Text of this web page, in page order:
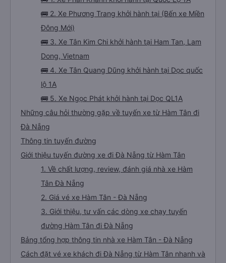
🚌 2. Xe Phương Trang khởi hành tại (Bến xe Miền
Đông Mới)
🚌 3. Xe Tân Kim Chi khởi hành tại Ham Tan, Lam
Dong, Vietnam
🚌 4. Xe Tân Quang Dũng khởi hành tại Dọc quốc
lộ 1A
🚌 5. Xe Ngọc Phát khởi hành tại Dọc QL1A
Những câu hỏi thường gặp về tuyến xe từ Hàm Tân đi
Đà Nẵng
Thông tin tuyến đường
Giới thiệu tuyến đường xe đi Đà Nẵng từ Hàm Tân
1. Về chất lượng, review, đánh giá nhà xe Hàm
Tân Đà Nẵng
2. Giá vé xe Hàm Tân - Đà Nẵng
3. Giới thiệu, tư vấn các dòng xe chạy tuyến
đường Hàm Tân đi Đà Nẵng
Bảng tổng hợp thông tin nhà xe Hàm Tân - Đà Nẵng
Cách đặt vé xe khách đi Đà Nẵng từ Hàm Tân nhanh và